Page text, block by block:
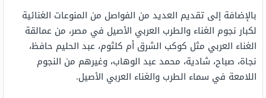
بالإضافة إلى تقديم العديد من الفواصل من المنوعات الغنائية
لكبار نجوم الغناء والطرب العربي الأصيل في مصر، من عمالقة
الغناء العربي مثل كوكب الشرق أم كلثوم، عبد الحليم حافظ،
نجاة، صباح، شادية، محمد عبد الوهاب، وغيرهم من النجوم
اللامعة في سماء الطرب والغناء العربي الأصيل.